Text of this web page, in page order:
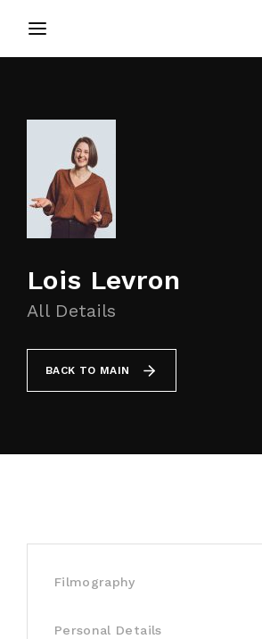
Lois Levron
All Details
BACK TO MAIN
Filmography
Personal Details
Appuyez sur Entrer / Retour
votre recherche ou appuyez
Password
Remember Me